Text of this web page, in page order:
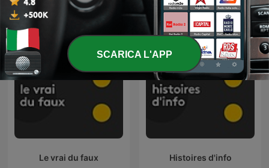
Le vrai du faux Histoires d'info
SCARICA L'APP